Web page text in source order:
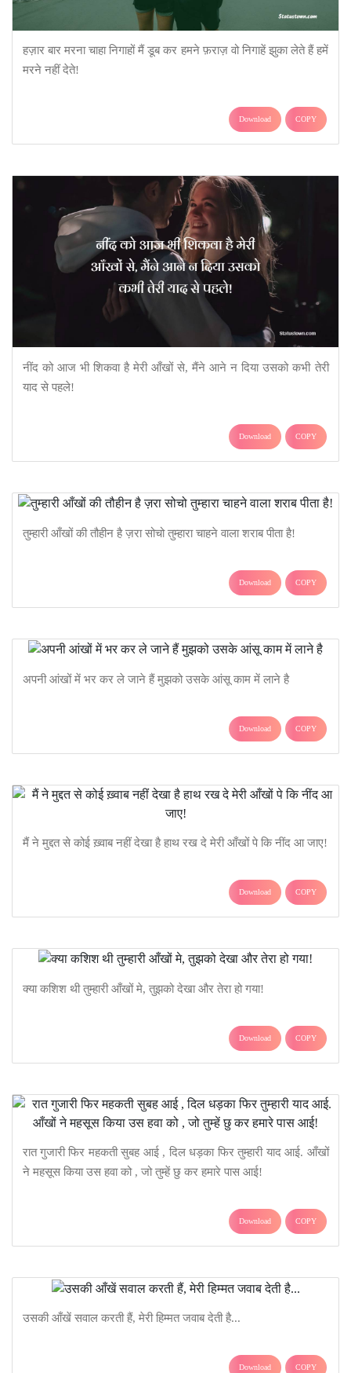
हज़ार बार मरना चाहा निगाहों मैं डूब कर हमने फ़राज़ वो निगाहें झुका लेते हैं हमें
मरने नहीं देते!
Download COPY
नींद को आज भी शिकवा है मेरी आँखों से, मैंने आने न दिया उसको कभी तेरी
याद से पहले!
Download COPY
तुम्हारी आँखों की तौहीन है ज़रा सोचो तुम्हारा चाहने वाला शराब पीता है!
Download COPY
अपनी आंखों में भर कर ले जाने हैं मुझको उसके आंसू काम में लाने है
Download COPY
मैं ने मुद्दत से कोई ख़्वाब नहीं देखा है हाथ रख दे मेरी आँखों पे कि नींद आ जाए!
Download COPY
क्या कशिश थी तुम्हारी आँखों मे, तुझको देखा और तेरा हो गया!
Download COPY
रात गुजारी फिर महकती सुबह आई , दिल धड़का फिर तुम्हारी याद आई. आँखों
ने महसूस किया उस हवा को , जो तुम्हें छु कर हमारे पास आई!
Download COPY
उसकी आँखें सवाल करती हैं, मेरी हिम्मत जवाब देती है...
Download COPY